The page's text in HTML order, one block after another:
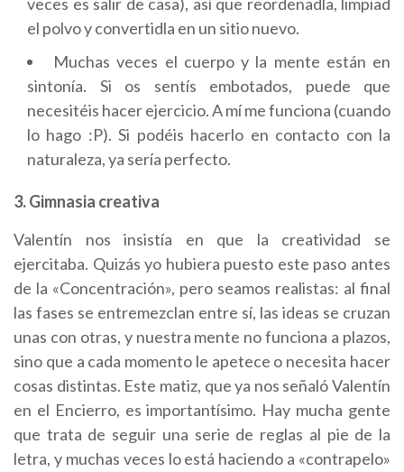
el polvo y convertidla en un sitio nuevo.
Muchas veces el cuerpo y la mente están en
sintonía. Si os sentís embotados, puede que
necesitéis hacer ejercicio. A mí me funciona (cuando
lo hago :P). Si podéis hacerlo en contacto con la
naturaleza, ya sería perfecto.
3. Gimnasia creativa
Valentín nos insistía en que la creatividad se
ejercitaba. Quizás yo hubiera puesto este paso antes
de la «Concentración», pero seamos realistas: al final
las fases se entremezclan entre sí, las ideas se cruzan
unas con otras, y nuestra mente no funciona a plazos,
sino que a cada momento le apetece o necesita hacer
cosas distintas. Este matiz, que ya nos señaló Valentín
en el Encierro, es importantísimo. Hay mucha gente
que trata de seguir una serie de reglas al pie de la
letra, y muchas veces lo está haciendo a «contrapelo»